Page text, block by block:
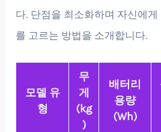
다. 단점을 최소화하며 자신에
를 고르는 방법을 소개합니다.
모델 유
형
무
게
(kg
)
배터리
용량
(Wh)